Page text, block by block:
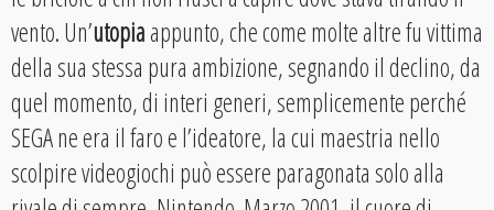
vento. Un’utopiaappunto, che come molte altre fu vittima
della sua stessa pura ambizione, segnando il declino, da
quel momento, di interi generi, semplicemente perché
SEGA ne era il faro e l’ideatore, la cui maestria nello
scolpire videogiochi può essere paragonata solo alla